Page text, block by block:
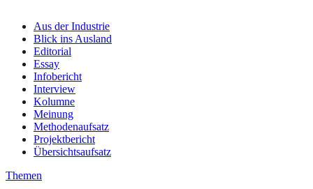
Aus der Industrie
Blick ins Ausland
Editorial
Essay
Infobericht
Interview
Kolumne
Meinung
Methodenaufsatz
Projektbericht
Übersichtsaufsatz
Themen